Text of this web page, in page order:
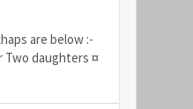
are below :-
Two daughters ¤